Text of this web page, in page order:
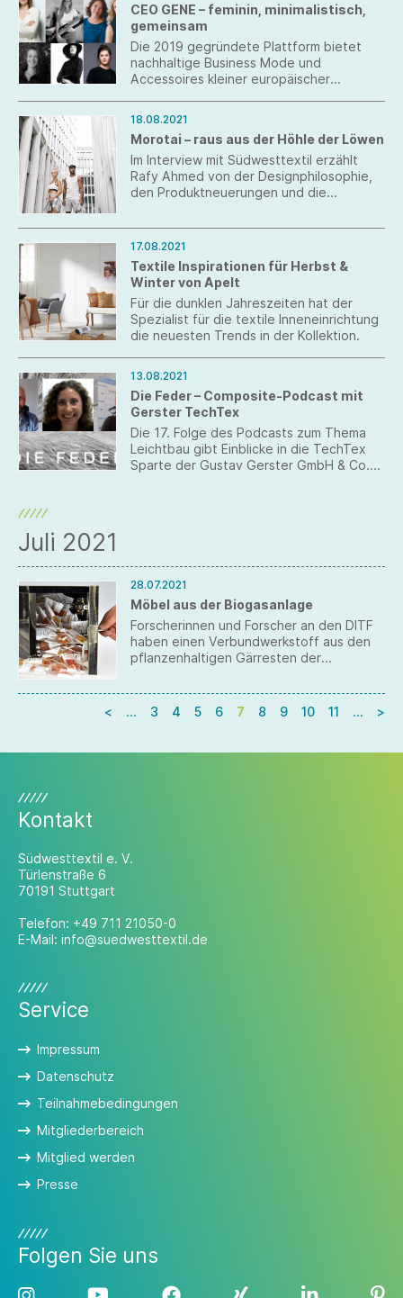
CEO GENE – feminin, minimalistisch,
gemeinsam
Die 2019 gegründete Plattform bietet
nachhaltige Business Mode und
Accessoires kleiner europäischer
wichtigen Themen aufklären, Frauen in
ihren Karrieren unterstützen, Vorbilder
vorstellen und gemeinsam bessere
nachhaltige Lösungen finden.
18.08.2021
Morotai – raus aus der Höhle der Löwen
Im Interview mit Südwesttextil erzählt
Rafy Ahmed von der Designphilosophie,
den Produktneuerungen und die
eigenem Store in Metzingen.
17.08.2021
Textile Inspirationen für Herbst &
Winter von Apelt
Für die dunklen Jahreszeiten hat der
Spezialist für die textile Inneneinrichtung
die neuesten Trends in der Kollektion.
13.08.2021
Die Feder – Composite-Podcast mit
Gerster TechTex
Die 17. Folge des Podcasts zum Thema
Leichtbau gibt Einblicke in die TechTex
Sparte der Gustav Gerster GmbH & Co.
Juli 2021
28.07.2021
Möbel aus der Biogasanlage
Forscherinnen und Forscher an den DITF
haben einen Verbundwerkstoff aus den
pflanzenhaltigen Gärresten der
< … 3 4 5 6 7 8 9 10 11 … >
Kontakt
Südwesttextil e. V.
Türlenstraße 6
70191 Stuttgart
Telefon: +49 711 21050-0
E-Mail: info@suedwesttextil.de
Service
Impressum
Datenschutz
Teilnahmebedingungen
Mitgliederbereich
Mitglied werden
Presse
Folgen Sie uns